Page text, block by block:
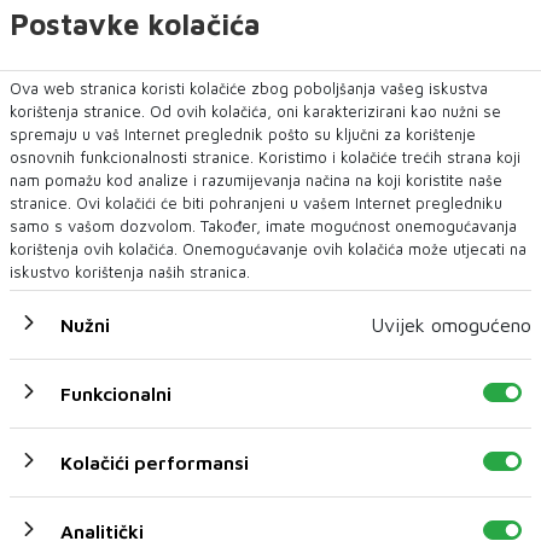
U novom broju pročitajte
Vijesti iz svijeta
milijardi dolara vrijednosti
Postavke kolačića
Ova web stranica koristi kolačiće zbog poboljšanja vašeg iskustva
korištenja stranice. Od ovih kolačića, oni karakterizirani kao nužni se
spremaju u vaš Internet preglednik pošto su ključni za korištenje
osnovnih funkcionalnosti stranice. Koristimo i kolačiće trećih strana koji
nam pomažu kod analize i razumijevanja načina na koji koristite naše
stranice. Ovi kolačići će biti pohranjeni u vašem Internet pregledniku
samo s vašom dozvolom. Također, imate mogućnost onemogućavanja
korištenja ovih kolačića. Onemogućavanje ovih kolačića može utjecati na
iskustvo korištenja naših stranica.
Nužni Uvijek omogućeno
Funkcionalni
Kolačići performansi
Analitički